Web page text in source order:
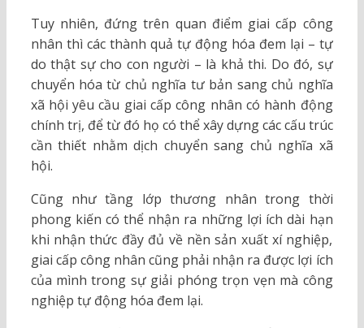
Tuy nhiên, đứng trên quan điểm giai cấp công
nhân thì các thành quả tự động hóa đem lại – tự
do thật sự cho con người – là khả thi. Do đó, sự
chuyển hóa từ chủ nghĩa tư bản sang chủ nghĩa
xã hội yêu cầu giai cấp công nhân có hành động
chính trị, để từ đó họ có thể xây dựng các cấu trúc
cần thiết nhằm dịch chuyển sang chủ nghĩa xã
hội.
Cũng như tầng lớp thương nhân trong thời
phong kiến có thể nhận ra những lợi ích dài hạn
khi nhận thức đầy đủ về nền sản xuất xí nghiệp,
giai cấp công nhân cũng phải nhận ra được lợi ích
của mình trong sự giải phóng trọn vẹn mà công
nghiệp tự động hóa đem lại.